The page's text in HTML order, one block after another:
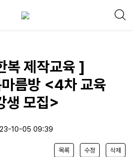
복 제작교육 ]
름방 <4차 교육
생 모집>
10-05 09:39
목록 수정 삭제